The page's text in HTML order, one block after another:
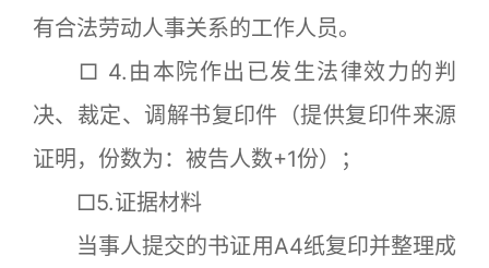
有合法劳动人事关系的工作人员。
□ 4.由本院作出已发生法律效力的判
决、裁定、调解书复印件（提供复印件来源
证明，份数为：被告人数+1份）；
□5.证据材料
当事人提交的书证用A4纸复印并整理成